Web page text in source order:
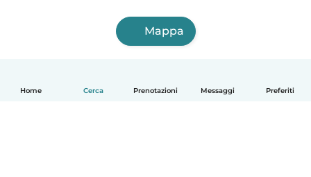
Home Cerca Prenotazioni Messaggi Preferiti
Mappa